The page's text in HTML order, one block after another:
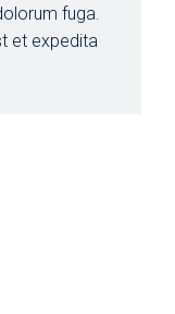
fuga.
et expedita